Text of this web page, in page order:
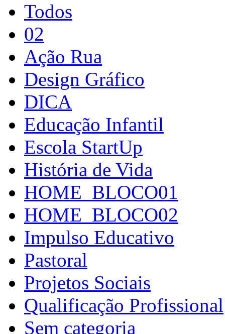
Todos
02
Ação Rua
Design Gráfico
DICA
Educação Infantil
Escola StartUp
História de Vida
HOME_BLOCO01
HOME_BLOCO02
Impulso Educativo
Pastoral
Projetos Sociais
Qualificação Profissional
Sem categoria